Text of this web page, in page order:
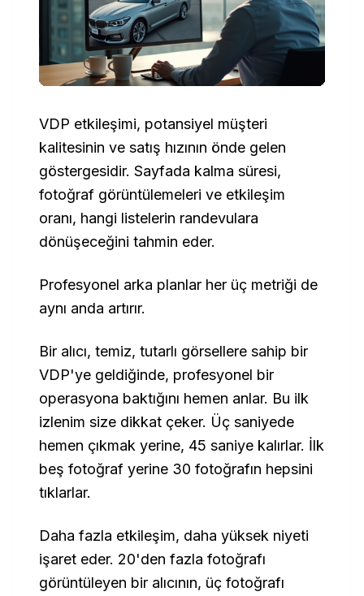
VDP etkileşimi, potansiyel müşteri
kalitesinin ve satış hızının önde gelen
göstergesidir. Sayfada kalma süresi,
fotoğraf görüntülemeleri ve etkileşim
oranı, hangi listelerin randevulara
dönüşeceğini tahmin eder.
Profesyonel arka planlar her üç metriği de
aynı anda artırır.
Bir alıcı, temiz, tutarlı görsellere sahip bir
VDP'ye geldiğinde, profesyonel bir
operasyona baktığını hemen anlar. Bu ilk
izlenim size dikkat çeker. Üç saniyede
hemen çıkmak yerine, 45 saniye kalırlar. İlk
beş fotoğraf yerine 30 fotoğrafın hepsini
tıklarlar.
Daha fazla etkileşim, daha yüksek niyeti
işaret eder. 20'den fazla fotoğrafı
görüntüleyen bir alıcının, üç fotoğrafı